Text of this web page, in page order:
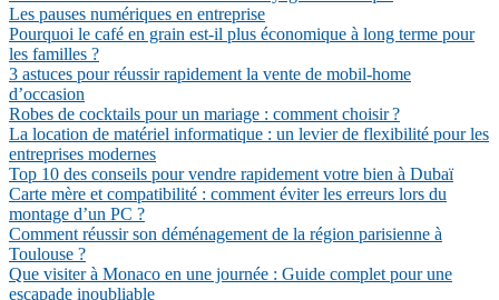
Les pauses numériques en entreprise
Pourquoi le café en grain est-il plus économique à long terme pour
les familles ?
3 astuces pour réussir rapidement la vente de mobil-home
d’occasion
Robes de cocktails pour un mariage : comment choisir ?
La location de matériel informatique : un levier de flexibilité pour les
entreprises modernes
Top 10 des conseils pour vendre rapidement votre bien à Dubaï
Carte mère et compatibilité : comment éviter les erreurs lors du
montage d’un PC ?
Comment réussir son déménagement de la région parisienne à
Toulouse ?
Que visiter à Monaco en une journée : Guide complet pour une
escapade inoubliable